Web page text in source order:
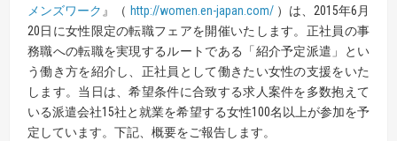
メンズワーク 』（ http://women.en-japan.com/）は、2015年6月
20日に女性限定の転職フェアを開催いたします。正社員の事
務職への転職を実現するルートである「紹介予定派遣」とい
う働き方を紹介し、正社員として働きたい女性の支援をいた
します。当日は、希望条件に合致する求人案件を多数抱えて
いる派遣会社15社と就業を希望する女性100名以上が参加を予
定しています。下記、概要をご報告します。